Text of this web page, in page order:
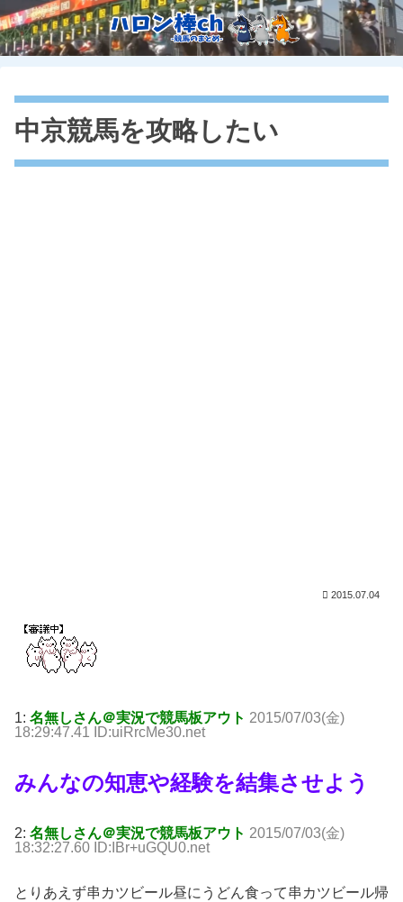
中京競馬を攻略したい
2015.07.04
1: 名無しさん＠実況で競馬板アウト 2015/07/03(金)
18:29:47.41 ID:uiRrcMe30.net
みんなの知恵や経験を結集させよう
2: 名無しさん＠実況で競馬板アウト 2015/07/03(金)
18:32:27.60 ID:IBr+uGQU0.net
とりあえず串カツビール昼にうどん食って串カツビール帰